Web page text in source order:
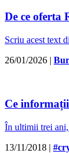
De ce oferta
Scriu acest text
26/01/2026 |
Ce
În ultimii trei ani,
13/11/2018 |